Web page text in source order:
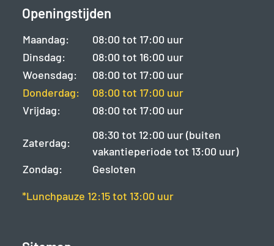
Openingstijden
Maandag:
08:00 tot 17:00 uur
Dinsdag:
08:00 tot 16:00 uur
Woensdag:
08:00 tot 17:00 uur
Donderdag:
08:00 tot 17:00 uur
Vrijdag:
08:00 tot 17:00 uur
Zaterdag:
08:30 tot 12:00 uur (buiten
vakantieperiode tot 13:00 uur)
Zondag:
Gesloten
*Lunchpauze 12:15 tot 13:00 uur